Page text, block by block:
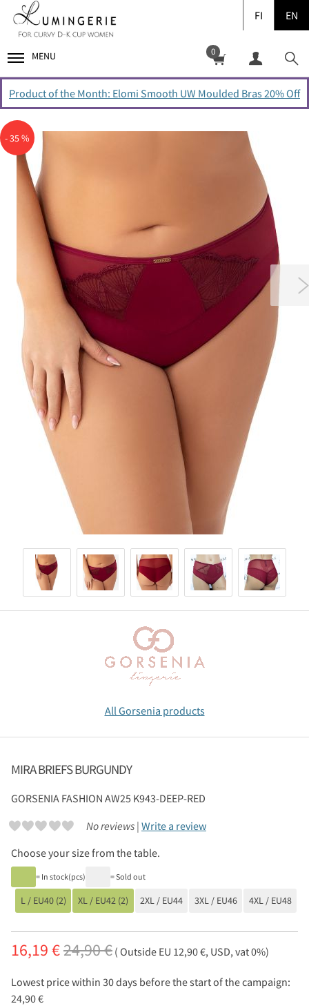
FI EN
MENU 0
Product of the Month: Elomi Smooth UW Moulded Bras 20% Off
- 35 %
All Gorsenia products
MIRA BRIEFS BURGUNDY
GORSENIA FASHION AW25 K943-DEEP-RED
No reviews | Write a review
Choose your size from the table.
= In stock(pcs) = Sold out
L / EU40 (2) XL / EU42 (2) 2XL / EU44 3XL / EU46 4XL / EU48
16,19 €24,90 € ( Outside EU 12,90 €, USD, vat 0%)
Lowest price within 30 days before the start of the campaign:
24,90 €